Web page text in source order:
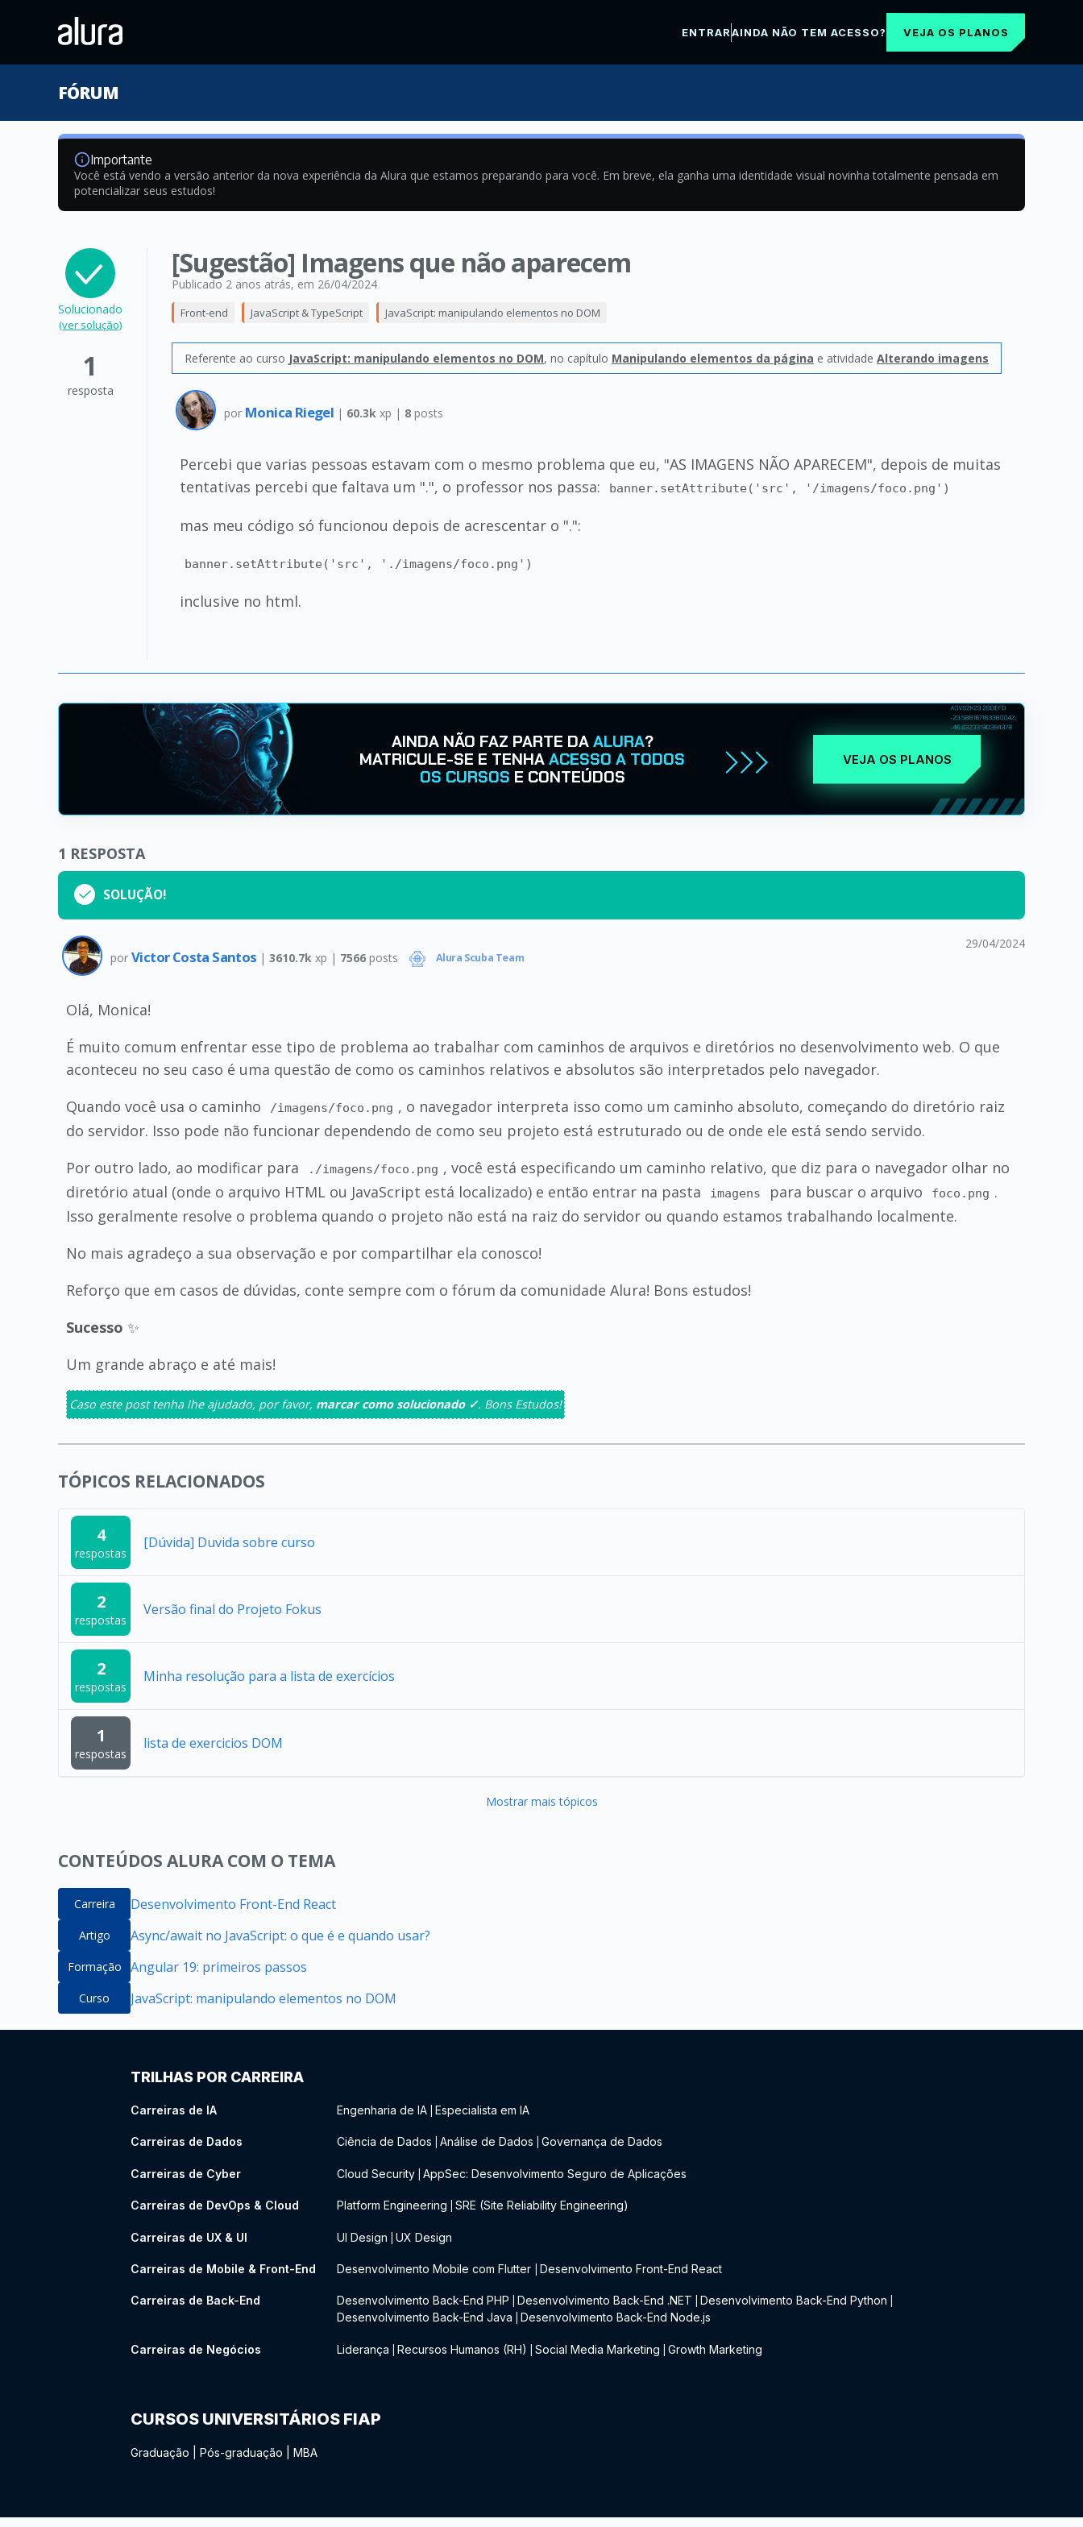
ENTRARAINDA NÃO TEM ACESSO? VEJA OS PLANOS
FÓRUM
Importante
Você está vendo a versão anterior da nova experiência da Alura que estamos preparando para você. Em breve, ela ganha uma identidade visual novinha totalmente pensada em
potencializar seus estudos!
Solucionado
(ver solução)
1
resposta
[Sugestão] Imagens que não aparecem
Publicado 2 anos atrás, em 26/04/2024
Front-end JavaScript & TypeScript JavaScript: manipulando elementos no DOM
Referente ao curso JavaScript: manipulando elementos no DOM, no capítulo Manipulando elementos da página e atividade Alterando imagens
por Monica Riegel | 60.3k xp | 8posts
Percebi que varias pessoas estavam com o mesmo problema que eu, "AS IMAGENS NÃO APARECEM", depois de muitas
tentativas percebi que faltava um ".", o professor nos passa:
banner.setAttribute('src', '/imagens/foco.png')
mas meu código só funcionou depois de acrescentar o ".":
banner.setAttribute('src', './imagens/foco.png')
inclusive no html.
AINDA NÃO FAZ PARTE DAALURA?
MATRICULE-SE E TENHAACESSO A TODOS
OS CURSOS E CONTEÚDOS
VEJA OS PLANOS
1 RESPOSTA
SOLUÇÃO!
por Victor Costa Santos | 3610.7k xp | 7566 posts Alura Scuba Team
29/04/2024
Olá, Monica!
É muito comum enfrentar esse tipo de problema ao trabalhar com caminhos de arquivos e diretórios no desenvolvimento web. O que
aconteceu no seu caso é uma questão de como os caminhos relativos e absolutos são interpretados pelo navegador.
Quando você usa o caminho
/imagens/foco.png , o navegador interpreta isso como um caminho absoluto, começando do diretório raiz
do servidor. Isso pode não funcionar dependendo de como seu projeto está estruturado ou de onde ele está sendo servido.
Por outro lado, ao modificar para
./imagens/foco.png , você está especificando um caminho relativo, que diz para o navegador olhar no
diretório atual (onde o arquivo HTML ou JavaScript está localizado) e então entrar na pasta
imagens para buscar o arquivo foco.png .
Isso geralmente resolve o problema quando o projeto não está na raiz do servidor ou quando estamos trabalhando localmente.
No mais agradeço a sua observação e por compartilhar ela conosco!
Reforço que em casos de dúvidas, conte sempre com o fórum da comunidade Alura! Bons estudos!
Sucesso ✨
Um grande abraço e até mais!
Caso este post tenha lhe ajudado, por favor, marcar como solucionado ✓. Bons Estudos!
TÓPICOS RELACIONADOS
4
respostas
[Dúvida] Duvida sobre curso
2
respostas
Versão final do Projeto Fokus
2
respostas
Minha resolução para a lista de exercícios
1
respostas
lista de exercicios DOM
Mostrar mais tópicos
CONTEÚDOS ALURA COM O TEMA
Carreira Desenvolvimento Front-End React
Artigo Async/await no JavaScript: o que é e quando usar?
Formação Angular 19: primeiros passos
Curso JavaScript: manipulando elementos no DOM
TRILHAS POR CARREIRA
Carreiras de IA Engenharia de IA Especialista em IA
Carreiras de Dados Ciência de Dados Análise de Dados Governança de Dados
Carreiras de Cyber Cloud Security AppSec: Desenvolvimento Seguro de Aplicações
Carreiras de DevOps & Cloud Platform Engineering SRE (Site Reliability Engineering)
Carreiras de UX & UI UI Design UX Design
Carreiras de Mobile & Front-End Desenvolvimento Mobile com Flutter Desenvolvimento Front-End React
Carreiras de Back-End Desenvolvimento Back-End PHP Desenvolvimento Back-End .NET Desenvolvimento Back-End Python
Desenvolvimento Back-End Java Desenvolvimento Back-End Node.js
Carreiras de Negócios Liderança Recursos Humanos (RH) Social Media Marketing Growth Marketing
CURSOS UNIVERSITÁRIOS FIAP
Graduação Pós-graduação MBA